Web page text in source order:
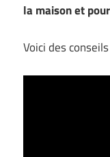
la maison et
Voici des